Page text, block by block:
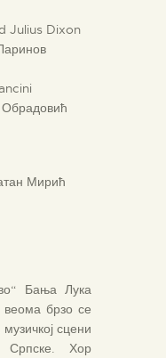
Julius Dixon
Обрадовић
Мирић
Бања Лука
веома брзо се
сцени
Српске. Хор